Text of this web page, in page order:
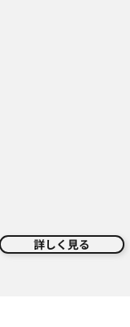
詳しく見る